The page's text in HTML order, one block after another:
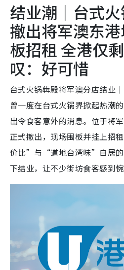
结业潮｜台式
撤出将军澳东
板招租 全港仅
叹：好可惜
台式火锅犇殿将军澳分店结业
曾一度在台式火锅界掀起热
出令食客意外的消息。位于将
正式撤出，现场围板并挂上招
价比”与“道地台湾味”自居的
下结业，让不少街坊食客感到惋